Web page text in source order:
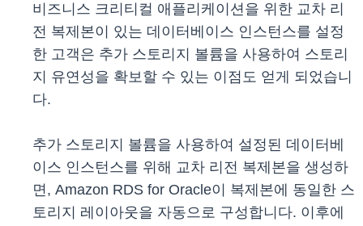
비즈니스 크리티컬 애플리케이션을 위한 교차 리
전 복제본이 있는 데이터베이스 인스턴스를 설정
한 고객은 추가 스토리지 볼륨을 사용하여 스토리
지 유연성을 확보할 수 있는 이점도 얻게 되었습니
다.
추가 스토리지 볼륨을 사용하여 설정된 데이터베
이스 인스턴스를 위해 교차 리전 복제본을 생성하
면, Amazon RDS for Oracle이 복제본에 동일한 스
토리지 레이아웃을 자동으로 구성합니다. 이후에